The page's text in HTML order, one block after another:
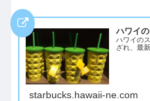
ハワイ
ハワイの
ざれ、最
starbucks.hawaii-ne.com